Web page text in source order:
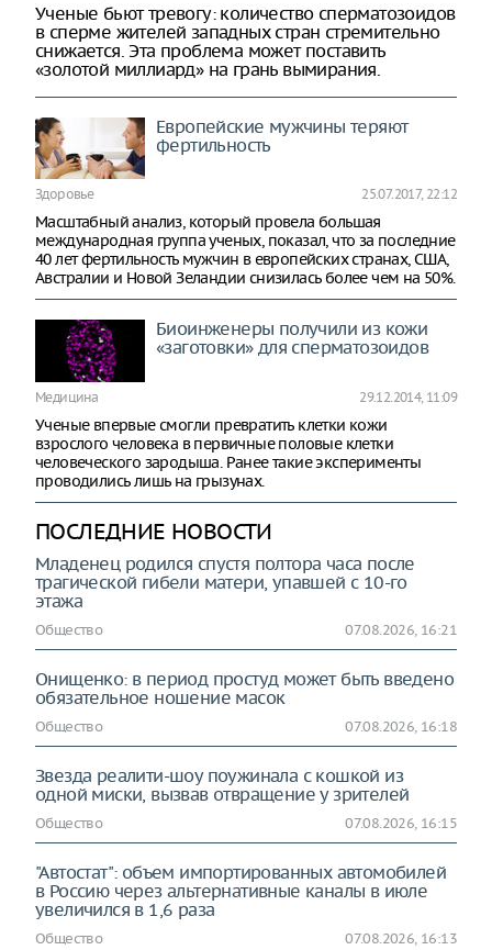
Ученые бьют тревогу: количество сперматозоидов
в сперме жителей западных стран стремительно
снижается. Эта проблема может поставить
«золотой миллиард» на грань вымирания.
Европейские мужчины теряют
фертильность
Здоровье 25.07.2017, 22:12
Масштабный анализ, который провела большая
международная группа ученых, показал, что за последние
40 лет фертильность мужчин в европейских странах, США,
Австралии и Новой Зеландии снизилась более чем на 50%.
Биоинженеры получили из кожи
«заготовки» для сперматозоидов
Медицина 29.12.2014, 11:09
Ученые впервые смогли превратить клетки кожи
взрослого человека в первичные половые клетки
человеческого зародыша. Ранее такие эксперименты
проводились лишь на грызунах.
ПОСЛЕДНИЕ НОВОСТИ
Младенец родился спустя полтора часа после
трагической гибели матери, упавшей с 10-го
этажа
Общество 07.08.2026, 16:21
Онищенко: в период простуд может быть введено
обязательное ношение масок
Общество 07.08.2026, 16:18
Звезда реалити-шоу поужинала с кошкой из
одной миски, вызвав отвращение у зрителей
Общество 07.08.2026, 16:15
"Автостат": объем импортированных автомобилей
в Россию через альтернативные каналы в июле
увеличился в 1,6 раза
Общество 07.08.2026, 16:13